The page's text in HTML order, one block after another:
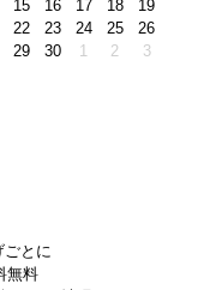
15 16 17 18
19
22 23 24 25
26
29 30 1 2 3
ごとに
無料